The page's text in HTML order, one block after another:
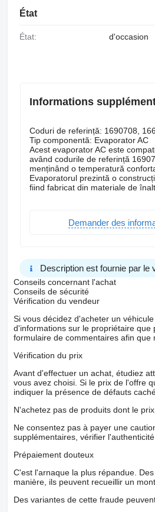
État
État: d'occasion
Informations
Coduri de referință: 1690708,
Tip componentă: Evaporator AC
Acest evaporator AC este
având codurile de referință
menținând o temperatură
Evaporatorul prezintă o
fiind fabricat din materiale de
Demander des
Description est fournie par le
Conseils concernant l'achat
Conseils de sécurité
Vérification du vendeur
Si vous décidez d'acheter un
d'informations sur le propriétaire que
formulaire de commentaires afin que
Vérification du prix
Avant d'effectuer un achat, étudiez
vous avez choisi. Si le prix de l'offre
indiquer la présence de défauts
N'achetez pas de produits dont le
Ne consentez pas à payer une
supplémentaires, vérifier
Prépaiement douteux
C'est l'arnaque la plus répandue.
manière, ils peuvent recueillir un
Des variantes de cette fraude